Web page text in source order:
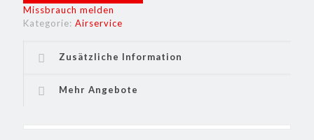
Missbrauch melden
Kategorie: Airservice
Zusätzliche Information
Mehr Angebote